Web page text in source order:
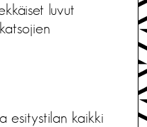
luvut
esitystilan kaikki